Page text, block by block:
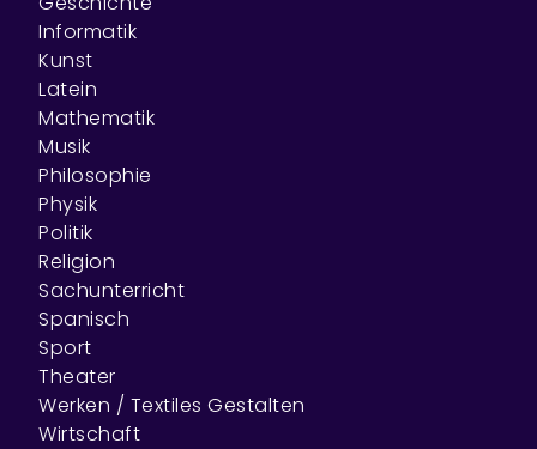
Informatik
Kunst
Latein
Mathematik
Musik
Philosophie
Physik
Politik
Religion
Sachunterricht
Spanisch
Sport
Theater
Werken / Textiles Gestalten
Wirtschaft